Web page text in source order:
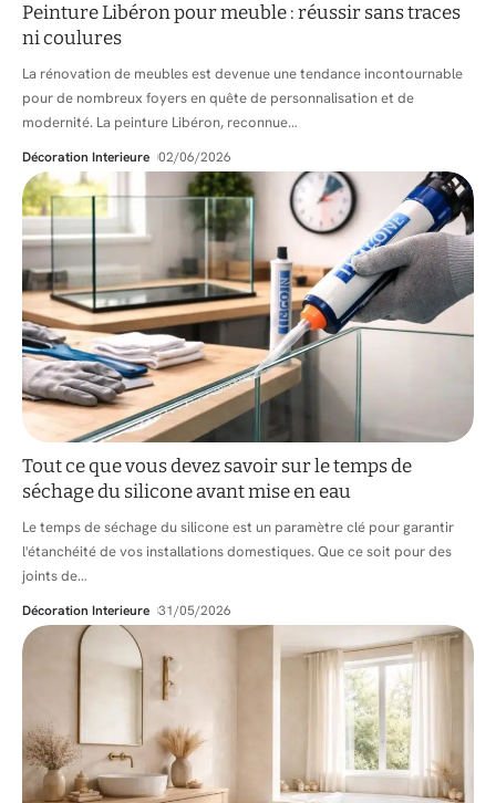
Peinture Libéron pour meuble : réussir sans traces
ni coulures
La rénovation de meubles est devenue une tendance incontournable
pour de nombreux foyers en quête de personnalisation et de
modernité. La peinture Libéron, reconnue…
Décoration Interieure 02/06/2026
Tout ce que vous devez savoir sur le temps de
séchage du silicone avant mise en eau
Le temps de séchage du silicone est un paramètre clé pour garantir
l'étanchéité de vos installations domestiques. Que ce soit pour des
joints de…
Décoration Interieure 31/05/2026